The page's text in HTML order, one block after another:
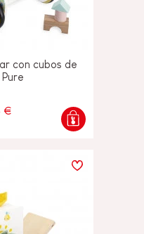
con cubos de
€